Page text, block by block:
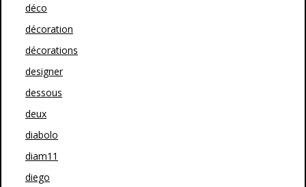
déco
décoration
décorations
designer
dessous
deux
diabolo
diam11
diego